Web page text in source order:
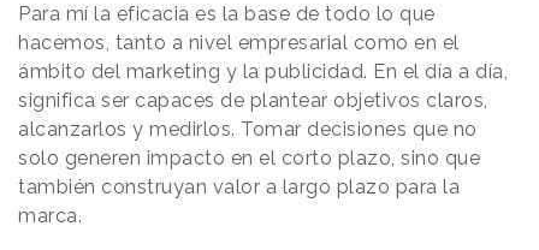
Para mí la eficacia es la base de todo lo que
hacemos, tanto a nivel empresarial como en el
ámbito del marketing y la publicidad. En el día a día,
significa ser capaces de plantear objetivos claros,
alcanzarlos y medirlos. Tomar decisiones que no
solo generen impacto en el corto plazo, sino que
también construyan valor a largo plazo para la
marca.